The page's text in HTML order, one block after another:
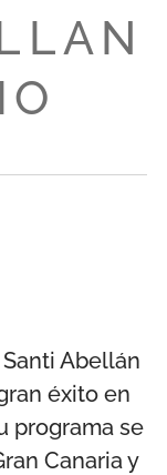
Abellán
éxito en
programa se
Canaria y